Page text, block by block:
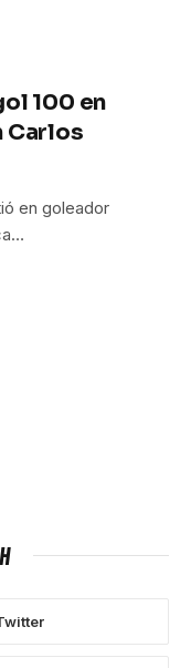
100 en
Carlos
en goleador